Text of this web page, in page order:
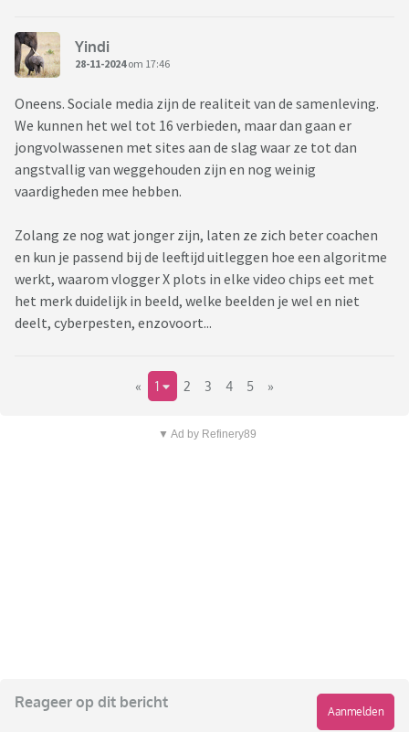
Yindi
28-11-2024om 17:46
Oneens. Sociale media zijn de realiteit van de samenleving.
We kunnen het wel tot 16 verbieden, maar dan gaan er
jongvolwassenen met sites aan de slag waar ze tot dan
angstvallig van weggehouden zijn en nog weinig
vaardigheden mee hebben.
Zolang ze nog wat jonger zijn, laten ze zich beter coachen
en kun je passend bij de leeftijd uitleggen hoe een algoritme
werkt, waarom vlogger X plots in elke video chips eet met
het merk duidelijk in beeld, welke beelden je wel en niet
deelt, cyberpesten, enzovoort...
« 1 2 3 4 5 »
▼ Ad by Refinery89
Reageer op dit bericht
Aanmelden